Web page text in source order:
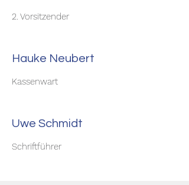
2. Vorsitzender
Hauke Neubert
Kassenwart
Uwe Schmidt
Schriftführer